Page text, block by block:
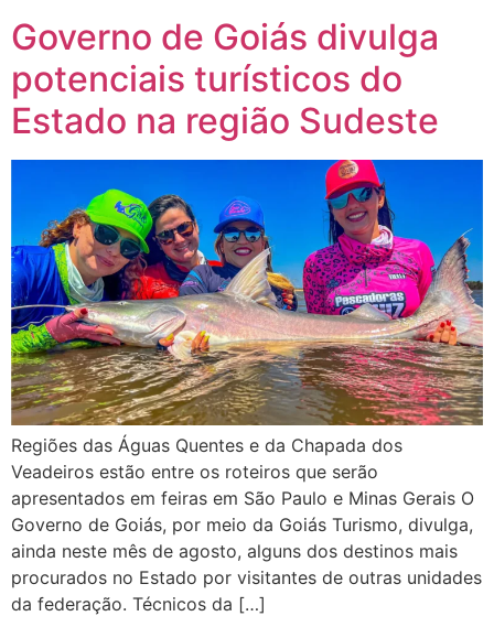
Governo de Goiás divulga
potenciais turísticos do
Estado na região Sudeste
Regiões das Águas Quentes e da Chapada dos
Veadeiros estão entre os roteiros que serão
apresentados em feiras em São Paulo e Minas Gerais O
Governo de Goiás, por meio da Goiás Turismo, divulga,
ainda neste mês de agosto, alguns dos destinos mais
procurados no Estado por visitantes de outras unidades
da federação. Técnicos da […]